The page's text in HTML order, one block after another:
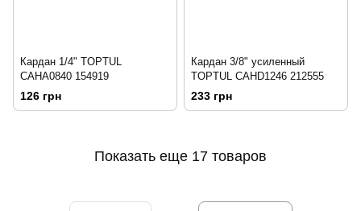
Кардан 1/4" TOPTUL
CAHA0840 154919
126 грн
Кардан 3/8" усиленный
TOPTUL CAHD1246 212555
233 грн
Показать еще 17 товаров